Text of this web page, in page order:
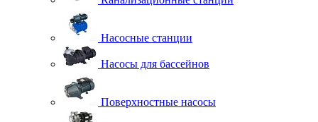
Насосные станции
Насосы для бассейнов
Поверхностные насосы